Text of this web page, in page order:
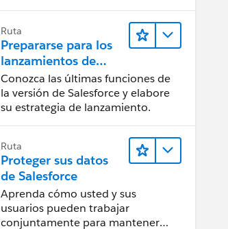
Ruta
Prepararse para los
lanzamientos de
Salesforce
Conozca las últimas funciones de
la versión de Salesforce y elabore
su estrategia de lanzamiento.
Ruta
Proteger sus datos
de Salesforce
Aprenda cómo usted y sus
usuarios pueden trabajar
conjuntamente para mantener